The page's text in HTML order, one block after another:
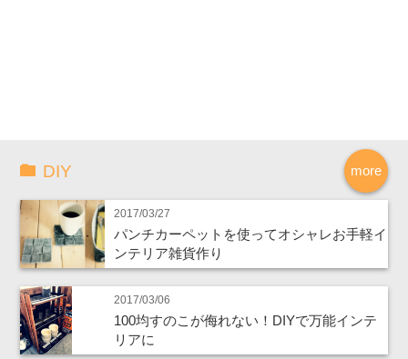
more
DIY
2017/03/27
パンチカーペットを使ってオシャレお手軽イ
ンテリア雑貨作り
2017/03/06
100均すのこが侮れない！DIYで万能インテ
リアに